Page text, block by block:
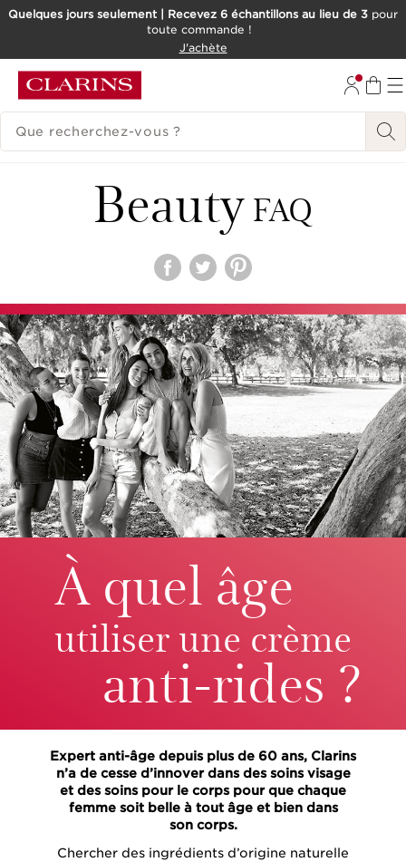
ALLER AU CONTENU
Quelques jours seulement | Recevez 6 échantillons au lieu de 3 pour
toute commande !
J'achète
HISTORIQUE DES RECHERCHES
Beauty FAQ
À quel âge
utiliser une crème
anti-rides ?
Expert anti-âge depuis plus de 60 ans, Clarins
n’a de cesse d’innover dans des soins visage
et des soins pour le corps pour que chaque
femme soit belle à tout âge et bien dans
son corps.
Chercher des ingrédients d’origine naturelle